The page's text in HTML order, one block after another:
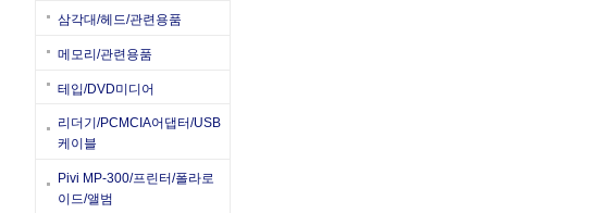
삼각대/헤드/관련용품
메모리/관련용품
테입/DVD미디어
리더기/PCMCIA어댑터/USB
케이블
Pivi MP-300/프린터/폴라로
이드/앨범